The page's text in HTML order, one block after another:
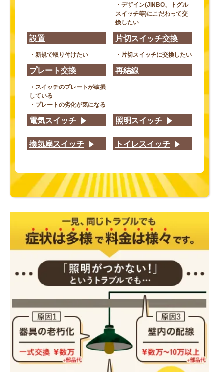
・デザイン(JINBO、トグル
スイッチ等)にこだわって交
換したい
設置
・新規で取り付けたい
片切スイッチ交換
・片切スイッチに交換したい
プレート交換
・スイッチのプレートが破損
している
・プレートの劣化が気になる
再結線
電気スイッチ 照明スイッチ
換気扇スイッチ トイレスイッチ